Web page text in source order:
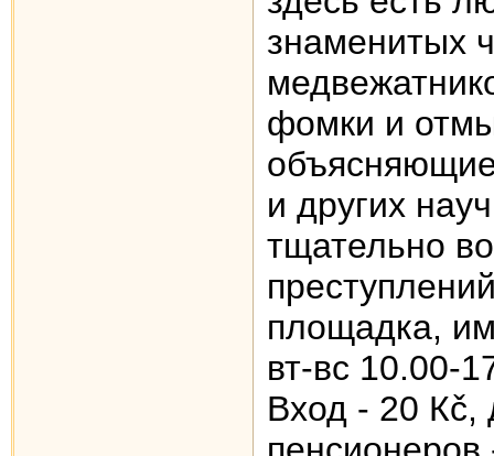
знаменитых
фомки и
и других
тщательно
площадка,
вт-вс 10.00-
Вход - 20 Кč,